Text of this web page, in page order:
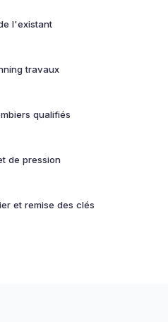
l'existant
travaux
qualifiés
de pression
et remise des clés